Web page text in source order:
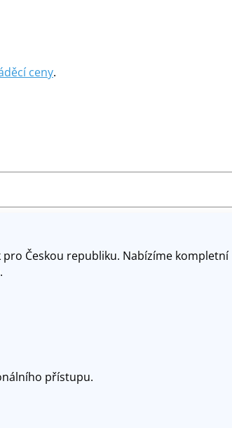
ceny.
Českou republiku. Nabízíme kompletní
přístupu.